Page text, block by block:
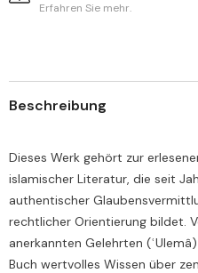
Erfahren Sie mehr.
Beschreibung
Dieses Werk gehört zur
islamischer Literatur, die seit
authentischer
rechtlicher Orientierung bildet.
anerkannten Gelehrten
Buch wertvolles Wissen über